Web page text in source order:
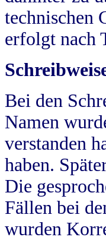
technischen
erfolgt nach
Bei den
Namen
verstanden
haben.
Die
Fällen bei
wurden